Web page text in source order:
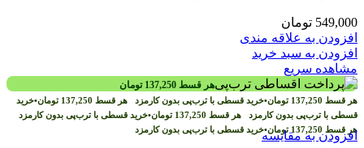
549,000 تومان
افزودن به علاقه مندی
افزودن به سبد خرید
مشاهده سریع
هر قسط 137,250 تومان
هر قسط 137,250 تومان•خرید قسطی با ترب‌پی بدون کارمزد هر قسط 137,250 تومان•خرید
قسطی با ترب‌پی بدون کارمزد هر قسط 137,250 تومان•خرید قسطی با ترب‌پی بدون کارمزد
هر قسط 137,250 تومان•خرید قسطی با ترب‌پی بدون کارمزدافزودن به مقایسه